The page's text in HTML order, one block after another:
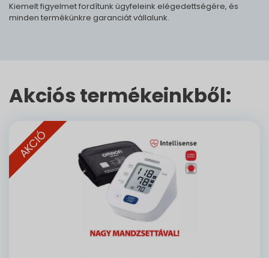
Kiemelt figyelmet fordítunk ügyfeleink elégedettségére, és
minden termékünkre garanciát vállalunk.
Akciós termékeinkből:
AKCIÓ